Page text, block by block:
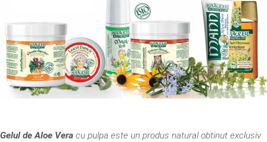
Gelul de Aloe Vera cu pulpa este un produs natural obtinut exclusiv